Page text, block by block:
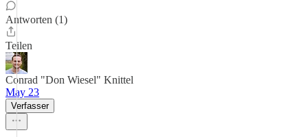
Antworten (1)
Teilen
Conrad "Don Wiesel" Knittel
May 23
Verfasser